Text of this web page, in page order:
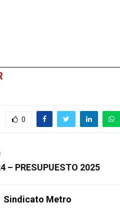
0
– PRESUPUESTO 2025
Sindicato Metro